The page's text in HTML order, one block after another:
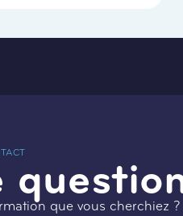
que vous cherchiez ?